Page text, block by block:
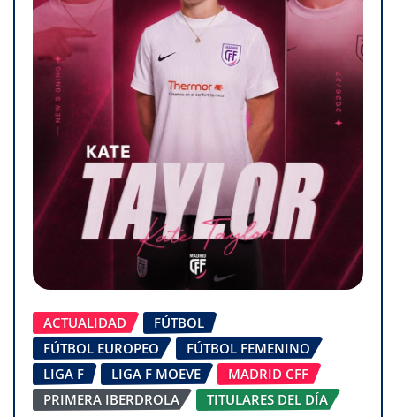
ACTUALIDAD
FÚTBOL
FÚTBOL EUROPEO
FÚTBOL FEMENINO
LIGA F
LIGA F MOEVE
MADRID CFF
PRIMERA IBERDROLA
TITULARES DEL DÍA